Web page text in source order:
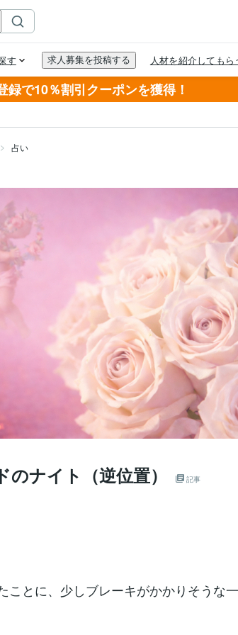
録で10％割引クーポンを獲得！
占い
ナイト（逆位置） 記事
ことに、少しブレーキがかかりそうな